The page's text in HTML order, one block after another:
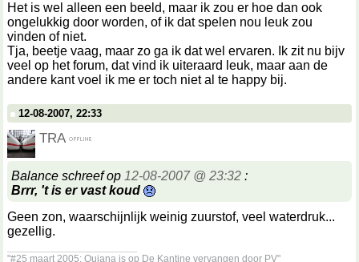
Het is wel alleen een beeld, maar ik zou er hoe dan ook
ongelukkig door worden, of ik dat spelen nou leuk zou
vinden of niet.
Tja, beetje vaag, maar zo ga ik dat wel ervaren. Ik zit nu bijv
veel op het forum, dat vind ik uiteraard leuk, maar aan de
andere kant voel ik me er toch niet al te happy bij.
12-08-2007, 22:33
TRA
Balance schreef op 12-08-2007 @ 23:32 :
Brrr, 't is er vast koud
Geen zon, waarschijnlijk weinig zuurstof, veel waterdruk...
gezellig.
"#25 maart 2005: Quiana is op De Kantine vervangen door PV"